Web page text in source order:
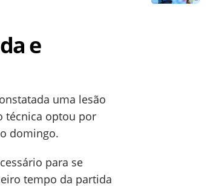
e
uma lesão
técnica optou por
domingo.
para se
tempo da partida